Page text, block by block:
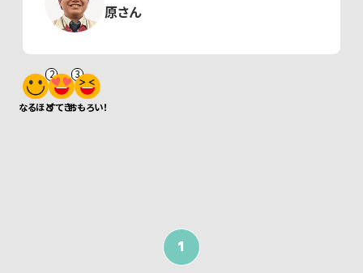
原さん
2
なるほど
3
すてき！おもろい！
1